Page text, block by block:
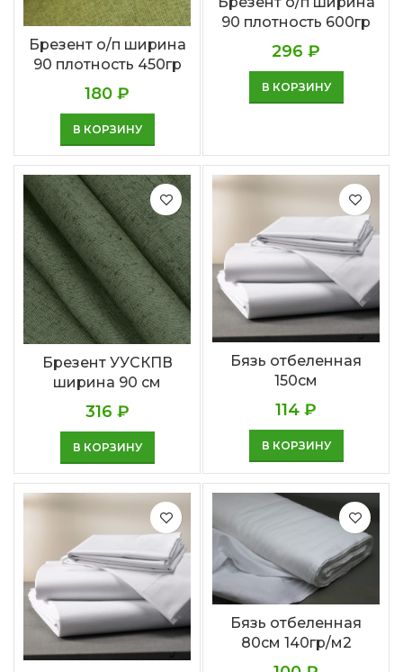
Брезент о/п ширина
90 плотность 450гр
180 ₽
В КОРЗИНУ
90 плотность 600гр
296 ₽
В КОРЗИНУ
Брезент УУСКПВ
ширина 90 см
316 ₽
В КОРЗИНУ
Бязь отбеленная
150см
114 ₽
В КОРЗИНУ
Бязь отбеленная
80см 140гр/м2